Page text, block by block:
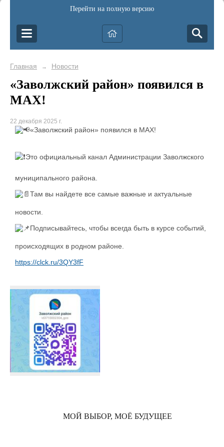
Перейти на полную версию
Главная → Новости
«Заволжский район» появился в
МАХ!
22 декабря 2025 г.
«Заволжский район» появился в МАХ!
Это официальный канал Администрации Заволжского
муниципального района.
Там вы найдете все самые важные и актуальные
новости.
Подписывайтесь, чтобы всегда быть в курсе событий,
происходящих в родном районе.
https://clck.ru/3QY3fF
МОЙ ВЫБОР, МОЁ БУДУЩЕЕ